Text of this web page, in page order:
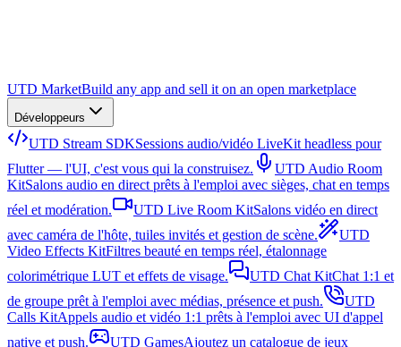
UTD MarketBuild any app and sell it on an open marketplace
Développeurs
UTD Stream SDKSessions audio/vidéo LiveKit headless pour
Flutter — l'UI, c'est vous qui la construisez.
UTD Audio Room
KitSalons audio en direct prêts à l'emploi avec sièges, chat en temps
réel et modération.
UTD Live Room KitSalons vidéo en direct
avec caméra de l'hôte, tuiles invités et gestion de scène.
UTD
Video Effects KitFiltres beauté en temps réel, étalonnage
colorimétrique LUT et effets de visage.
UTD Chat KitChat 1:1 et
de groupe prêt à l'emploi avec médias, présence et push.
UTD
Calls KitAppels audio et vidéo 1:1 prêts à l'emploi avec UI d'appel
native et push.
UTD GamesAjoutez un catalogue de jeux